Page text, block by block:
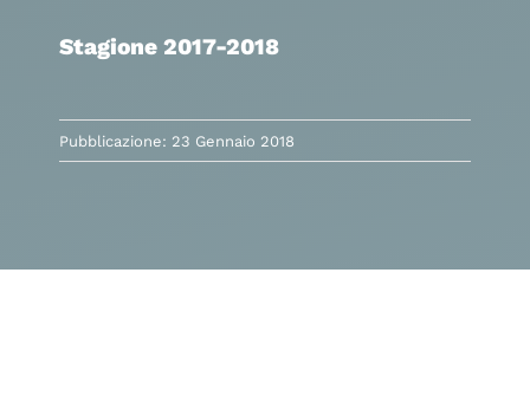
Stagione 2017-2018
Pubblicazione: 23 Gennaio 2018